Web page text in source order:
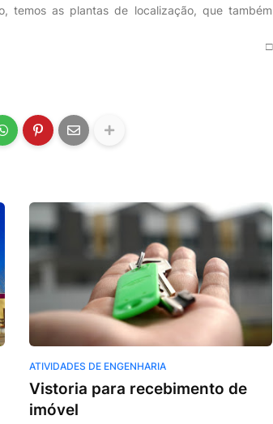
temos as plantas de localização, que também
□
ATIVIDADES DE ENGENHARIA
Vistoria para recebimento de
imóvel